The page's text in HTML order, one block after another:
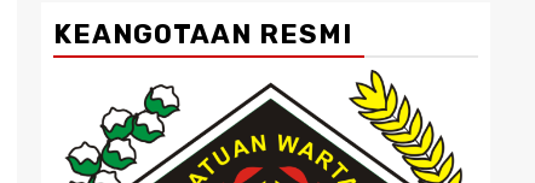
KEANGOTAAN RESMI